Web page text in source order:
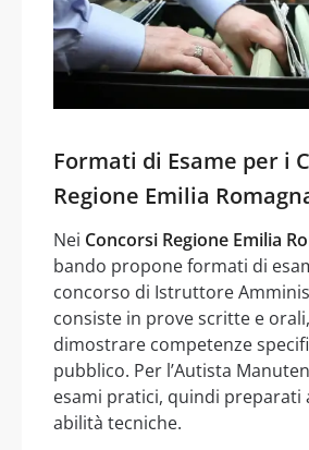
Formati di Esame per i
Regione Emilia
Nei Concorsi Regione Emilia
bando propone formati di
concorso di Istruttore
consiste in prove scritte e
dimostrare competenze
pubblico. Per l’Autista
esami pratici, quindi preparati
abilità tecniche.